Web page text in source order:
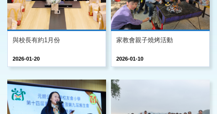
與校長有約1月份
2026-01-20
家教會親子燒烤活動
2026-01-10